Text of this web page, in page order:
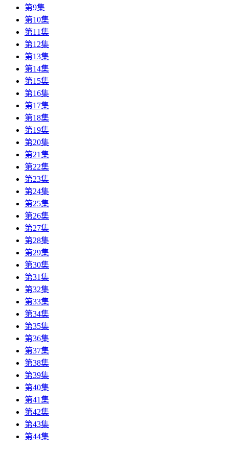
第9集
第10集
第11集
第12集
第13集
第14集
第15集
第16集
第17集
第18集
第19集
第20集
第21集
第22集
第23集
第24集
第25集
第26集
第27集
第28集
第29集
第30集
第31集
第32集
第33集
第34集
第35集
第36集
第37集
第38集
第39集
第40集
第41集
第42集
第43集
第44集